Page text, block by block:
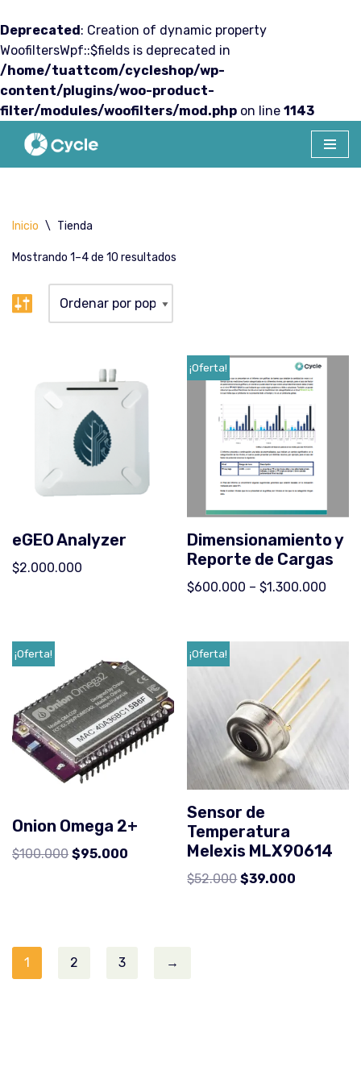
Deprecated: Creation of dynamic property
WoofiltersWpf::$fields is deprecated in
/home/tuattcom/cycleshop/wp-
content/plugins/woo-product-
filter/modules/woofilters/mod.php on line 1143
Saltar
Inicio \ Tienda
Mostrando 1–4 de 10 resultados
eGEO Analyzer
$2.000.000
¡Oferta!
Dimensionamiento y
Reporte de Cargas
$600.000 –$1.300.000
¡Oferta!
Onion Omega 2+
$100.000 $95.000
¡Oferta!
Sensor de
Temperatura
Melexis MLX90614
$52.000 $39.000
1 2 3 →